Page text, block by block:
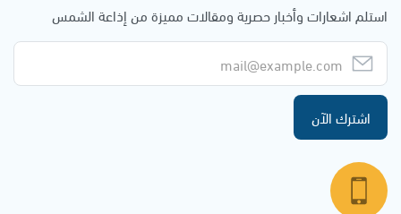
استلم اشعارات وأخبار حصرية ومقالات مميزة من إذاعة الشمس
اشترك الآن